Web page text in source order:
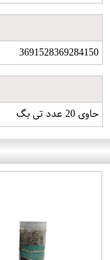
3691528369284150
حاوی 20 عدد تی بگ